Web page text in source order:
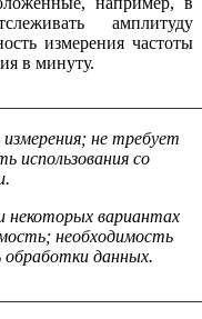
амплитуду
измерения частоты
в минуту.
; не требует
использования со
некоторых вариантах
; необходимость
данных.